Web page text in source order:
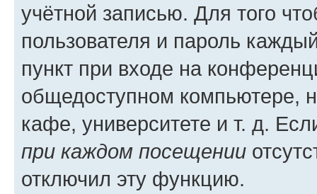
учётной записью. Для того
пользователя и пароль
пункт при входе на
общедоступном компьютере,
кафе, университете и т. д.
при каждом посещении
отключил эту функцию.